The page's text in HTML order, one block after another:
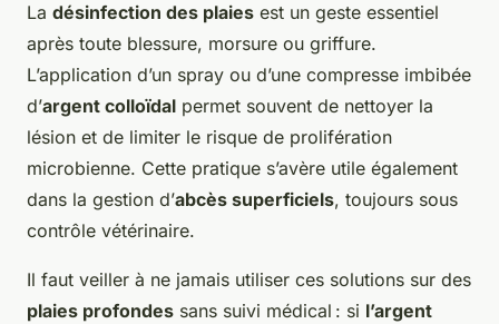
La désinfection des plaies est un geste essentiel
après toute blessure, morsure ou griffure.
L’application d’un spray ou d’une compresse imbibée
d’argent colloïdal permet souvent de nettoyer la
lésion et de limiter le risque de prolifération
microbienne. Cette pratique s’avère utile également
dans la gestion d’abcès superficiels, toujours sous
contrôle vétérinaire.
Il faut veiller à ne jamais utiliser ces solutions sur des
plaies profondes sans suivi médical : si l’argent